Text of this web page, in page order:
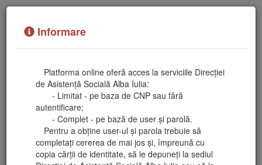
Platformă Online de Comunicare cu Cetățenii
Informare
Platforma online oferă acces la serviciile Direcției
de Asistență Socială Alba Iulia:
- Limitat - pe baza de CNP sau fără
autentificare;
- Complet - pe bază de user și parolă.
Pentru a obține user-ul și parola trebuie să
completați cererea de mai jos și, împreună cu
copia cărții de identitate, să le depuneți la sediul